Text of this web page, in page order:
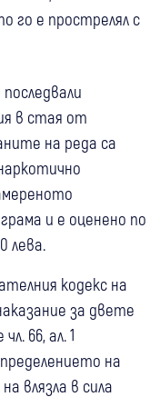
го е прострелял с
в стая от
на реда са
и е оценено по
лева.
кодекс на
за двете
66, ал. 1
на
влязла в сила